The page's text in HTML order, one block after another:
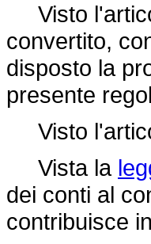
Visto
convertito,
disposto la
presente
Visto
Vista la
dei conti al
contribuisce